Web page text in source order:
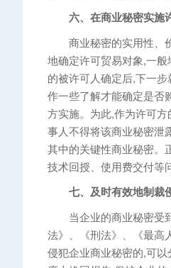
六、在商业秘密实施
商业秘密的实用性、价
地确定许可贸易对象,一
的被许可人确定后,下一
作一些了解才能确定是否
方实施。为此,作为许可
事人不得将该商业秘密泄
其中的关键性商业秘密。
技术回授、使用费交付等
七、及时有效地制裁
当企业的商业秘密受到
法》、《刑法》、《最高
侵犯企业商业秘密的,可